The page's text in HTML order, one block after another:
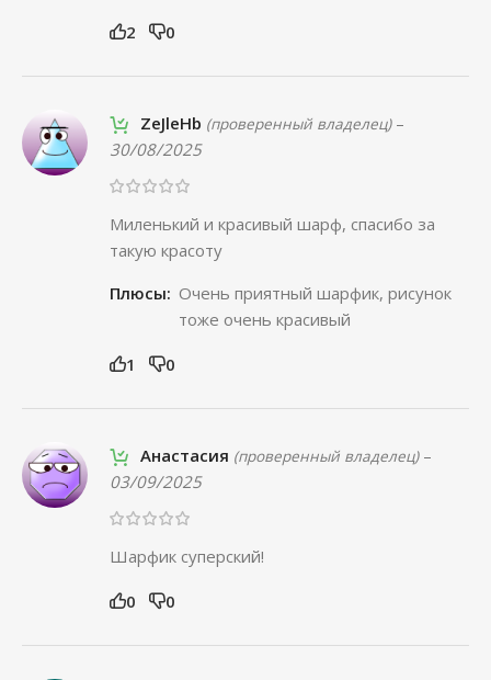
2 0
ZeJleHb (проверенный владелец) –
30/08/2025
Миленький и красивый шарф, спасибо за
такую красоту
Плюсы: Очень приятный шарфик, рисунок
тоже очень красивый
1 0
Анастасия (проверенный владелец) –
03/09/2025
Шарфик суперский!
0 0